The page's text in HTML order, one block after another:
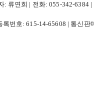
류연희 | 전화: 055-342-6384 |
록번호:615-14-65608 | 통신판